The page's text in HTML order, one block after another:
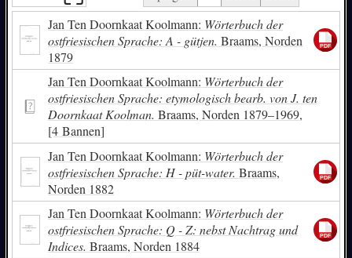
Jan Ten Doornkaat Koolmann: Wörterbuch der
ostfriesischen Sprache: A - gütjen. Braams, Norden
1879
Jan Ten Doornkaat Koolmann: Wörterbuch der
ostfriesischen Sprache: etymologisch bearb. von J. ten
Doornkaat Koolman. Braams, Norden 1879–1969,
[4 Bannen]
Jan Ten Doornkaat Koolmann: Wörterbuch der
ostfriesischen Sprache: H - püt-water. Braams,
Norden 1882
Jan Ten Doornkaat Koolmann: Wörterbuch der
ostfriesischen Sprache: Q - Z: nebst Nachtrag und
Indices. Braams, Norden 1884